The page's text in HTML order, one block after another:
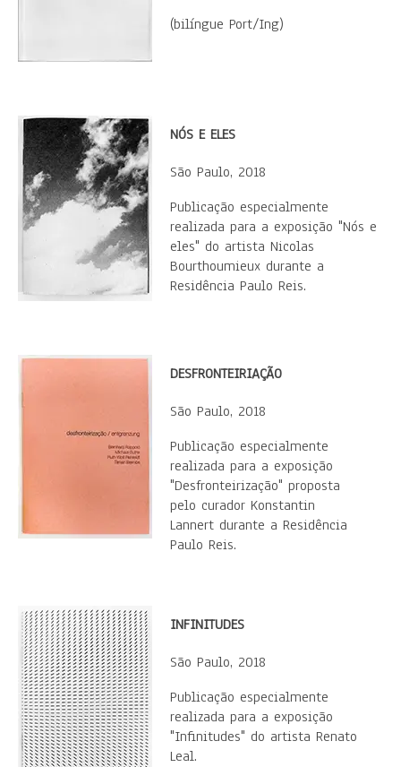
(bilíngue Port/Ing)
NÓS E ELES
São Paulo, 2018
Publicação especialmente
realizada para a exposição "Nós e
eles" do artista Nicolas
Bourthoumieux durante a
Residência Paulo Reis.
DESFRONTEIRIAÇÃO
São Paulo, 2018
Publicação especialmente
realizada para a exposição
"Desfronteirização" proposta
pelo curador Konstantin
Lannert durante a Residência
Paulo Reis.
INFINITUDES
São Paulo, 2018
Publicação especialmente
realizada para a exposição
"Infinitudes" do artista Renato
Leal.